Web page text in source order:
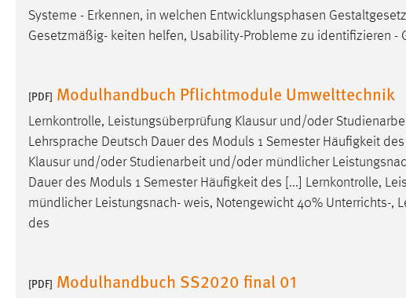
Systeme - Erkennen, in welchen Entwicklungsphasen
Gesetzmäßig- keiten helfen, Usability-Probleme zu identifizieren -
[PDF] Modulhandbuch Pflichtmodule Umwelttechnik
Lernkontrolle, Leistungsüberprüfung Klausur und/oder
Lehrsprache Deutsch Dauer des Moduls 1 Semester Häufigkeit
Klausur und/oder Studienarbeit und/oder mündlicher
Dauer des Moduls 1 Semester Häufigkeit des [...] Lernkontrolle,
mündlicher Leistungsnach- weis, Notengewicht 40% Unterrichts-,
des
[PDF] Modulhandbuch SS2020 final 01
Website erforderlich.
Name: cookie_consent
Zweck:
Dieser Cookie speichert die
ausgewählten Einverständnis-Optionen
des Benutzers
Cookie Laufzeit: 1 Jahr